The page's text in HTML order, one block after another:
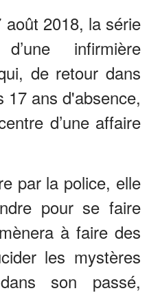
2018, la série
infirmière
de retour dans
17 ans d'absence,
d’une affaire
par la police, elle
pour se faire
à faire des
les mystères
son passé,